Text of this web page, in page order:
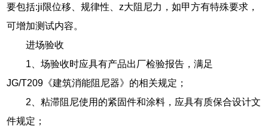
要包括:ji限位移、规律性、z大阻尼力，如甲方有特殊要求，
可增加测试内容。
进场验收
1、场验收时应具有产品出厂检验报告，满足
JG/T209《建筑消能阻尼器》的相关规定；
2、粘滞阻尼使用的紧固件和涂料，应具有质保合设计文
件规定；